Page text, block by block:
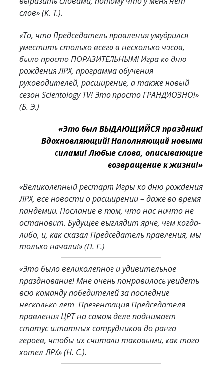
слов»(К. T.).
«То, что Председатель правления умудрился
уместить столько всего в несколько часов,
было просто ПОРАЗИТЕЛЬНЫМ! Игра ко дню
рождения ЛРХ, программа обучения
руководителей, расширение, а также новый
сезон Scientology TV! Это просто ГРАНДИОЗНО!»
(Б. Э.)
«Это был ВЫДАЮЩИЙСЯ праздник!
Вдохновляющий! Наполняющий новыми
силами! Любые слова, описывающие
возвращение к жизни!»
«Великолепный рестарт Игры ко дню рождения
ЛРХ, все новости о расширении – даже во время
пандемии. Послание в том, что нас ничто не
остановит. Будущее выглядит ярче, чем когда-
либо, и, как сказал Председатель правления, мы
только начали!»(П. Г.)
«Это было великолепное и удивительное
празднование! Мне очень понравилось увидеть
всю команду победителей за последние
несколько лет. Презентация Председателя
правления ЦРТ на самом деле поднимает
статус штатных сотрудников до ранга
героев, чтобы их считали таковыми, как того
хотел ЛРХ»(Н. С.).